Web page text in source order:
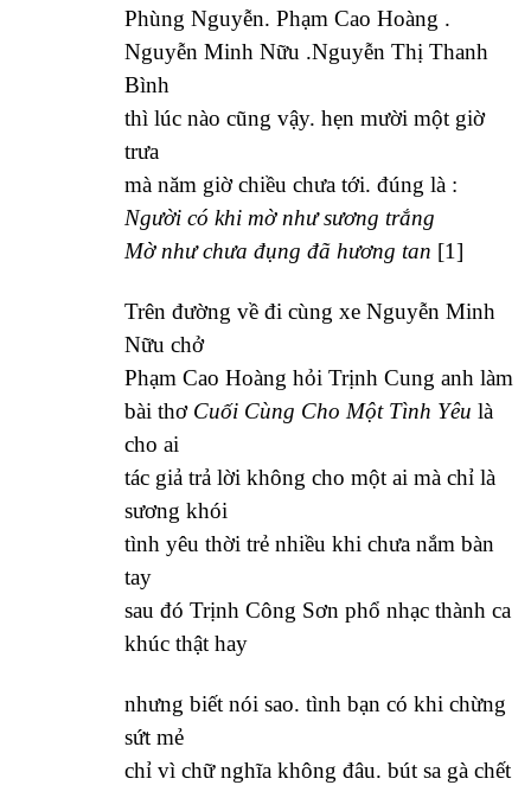
Phùng Nguyễn. Phạm Cao Hoàng .
Nguyễn Minh Nữu .Nguyễn Thị Thanh
Bình
thì lúc nào cũng vậy. hẹn mười một giờ
trưa
mà năm giờ chiều chưa tới. đúng là :
Người có khi mờ như sương trắng
Mờ như chưa đụng đã hương tan [1]
Trên đường về đi cùng xe Nguyễn Minh
Nữu chở
Phạm Cao Hoàng hỏi Trịnh Cung anh làm
bài thơ Cuối Cùng Cho Một Tình Yêu là
cho ai
tác giả trả lời không cho một ai mà chỉ là
sương khói
tình yêu thời trẻ nhiều khi chưa nắm bàn
tay
sau đó Trịnh Công Sơn phổ nhạc thành ca
khúc thật hay
nhưng biết nói sao. tình bạn có khi chừng
sứt mẻ
chỉ vì chữ nghĩa không đâu. bút sa gà chết